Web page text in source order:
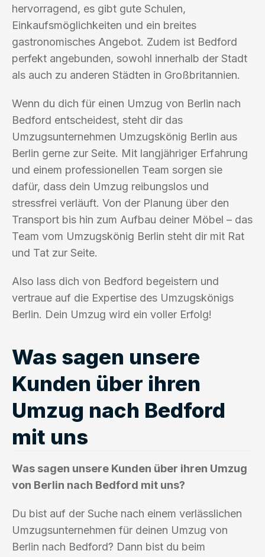
hervorragend, es gibt gute Schulen,
Einkaufsmöglichkeiten und ein breites
gastronomisches Angebot. Zudem ist Bedford
perfekt angebunden, sowohl innerhalb der Stadt
als auch zu anderen Städten in Großbritannien.
Wenn du dich für einen Umzug von Berlin nach
Bedford entscheidest, steht dir das
Umzugsunternehmen Umzugskönig Berlin aus
Berlin gerne zur Seite. Mit langjähriger Erfahrung
und einem professionellen Team sorgen sie
dafür, dass dein Umzug reibungslos und
stressfrei verläuft. Von der Planung über den
Transport bis hin zum Aufbau deiner Möbel – das
Team vom Umzugskönig Berlin steht dir mit Rat
und Tat zur Seite.
Also lass dich von Bedford begeistern und
vertraue auf die Expertise des Umzugskönigs
Berlin. Dein Umzug wird ein voller Erfolg!
Was sagen unsere
Kunden über ihren
Umzug nach Bedford
mit uns
Was sagen unsere Kunden über ihren Umzug
von Berlin nach Bedford mit uns?
Du bist auf der Suche nach einem verlässlichen
Umzugsunternehmen für deinen Umzug von
Berlin nach Bedford? Dann bist du beim